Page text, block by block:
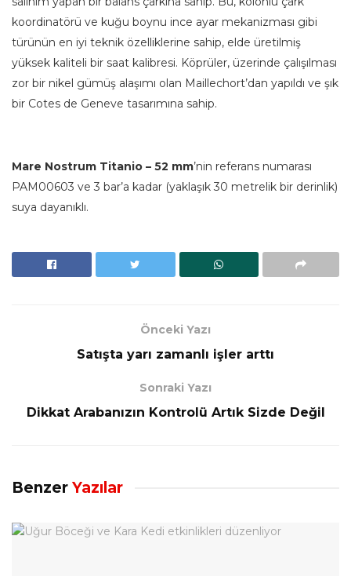
koordinatörü ve kuğu boynu ince ayar mekanizması gibi
türünün en iyi teknik özelliklerine sahip, elde üretilmiş
yüksek kaliteli bir saat kalibresi. Köprüler, üzerinde çalışılması
zor bir nikel gümüş alaşımı olan Maillechort’dan yapıldı ve şık
bir Cotes de Geneve tasarımına sahip.
Mare Nostrum Titanio – 52 mm’nin referans numarası
PAM00603 ve 3 bar’a kadar (yaklaşık 30 metrelik bir derinlik)
suya dayanıklı.
Önceki Yazı
Satışta yarı zamanlı işler arttı
Sonraki Yazı
Dikkat Arabanızın Kontrolü Artık Sizde Değil
Benzer Yazılar